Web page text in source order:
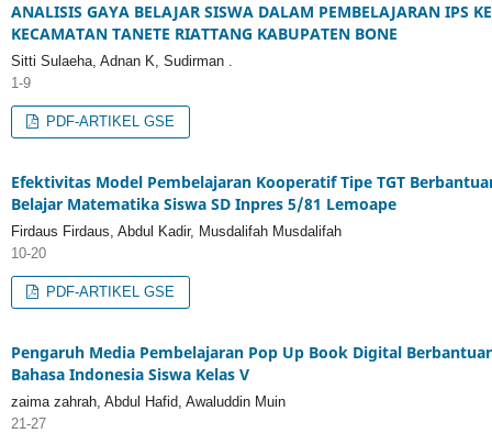
ANALISIS GAYA BELAJAR SISWA DALAM PEMBELAJARAN IPS
KECAMATAN TANETE RIATTANG KABUPATEN BONE
Sitti Sulaeha, Adnan K, Sudirman .
1-9
PDF-ARTIKEL GSE
Efektivitas Model Pembelajaran Kooperatif Tipe TGT
Belajar Matematika Siswa SD Inpres 5/81 Lemoape
Firdaus Firdaus, Abdul Kadir, Musdalifah Musdalifah
10-20
PDF-ARTIKEL GSE
Pengaruh Media Pembelajaran Pop Up Book Digital
Bahasa Indonesia Siswa Kelas V
zaima zahrah, Abdul Hafid, Awaluddin Muin
21-27